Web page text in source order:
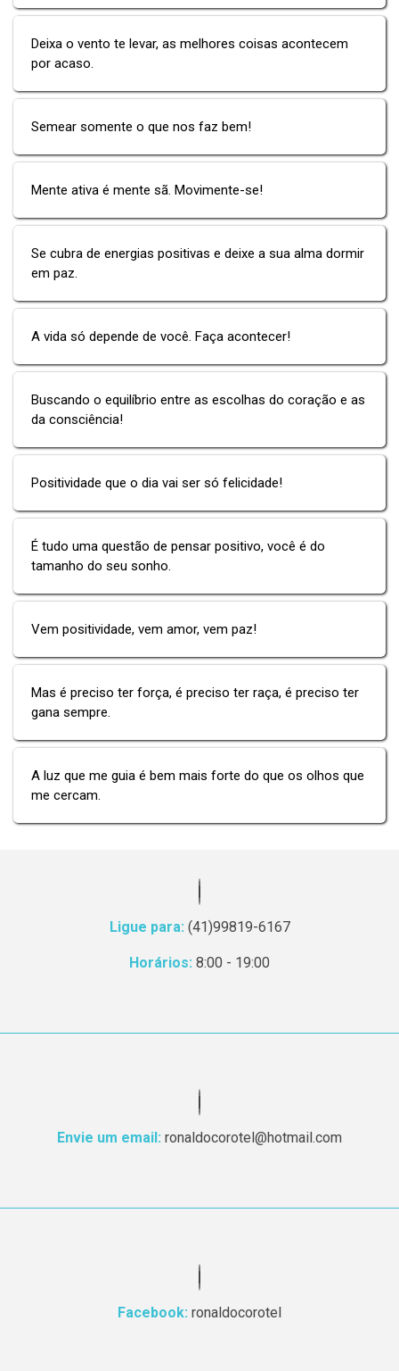
Deixa o vento te levar, as melhores coisas acontecem
por acaso.
Semear somente o que nos faz bem!
Mente ativa é mente sã. Movimente-se!
Se cubra de energias positivas e deixe a sua alma dormir
em paz.
A vida só depende de você. Faça acontecer!
Buscando o equilíbrio entre as escolhas do coração e as
da consciência!
Positividade que o dia vai ser só felicidade!
É tudo uma questão de pensar positivo, você é do
tamanho do seu sonho.
Vem positividade, vem amor, vem paz!
Mas é preciso ter força, é preciso ter raça, é preciso ter
gana sempre.
A luz que me guia é bem mais forte do que os olhos que
me cercam.
Ligue para: (41)99819-6167
Horários: 8:00 - 19:00
Envie um email: ronaldocorotel@hotmail.com
Facebook: ronaldocorotel